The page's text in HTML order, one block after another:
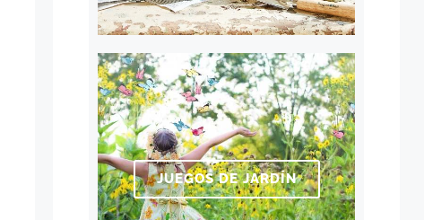
JUEGOS DE JARDÍN